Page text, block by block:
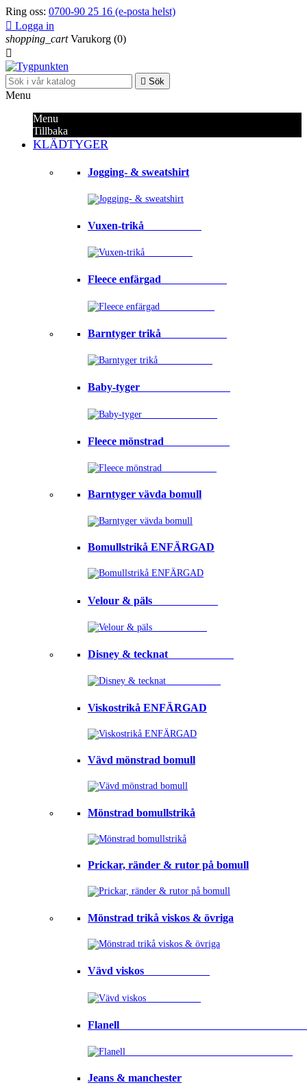
Ring oss: 0700-90 25 16 (e-posta helst)
 Logga in
shopping_cart Varukorg (0)

 Sök
Menu
Menu
Tillbaka
KLÄDTYGER
Jogging- & sweatshirt
Vuxen-trikå⠀⠀⠀⠀⠀⠀⠀
Fleece enfärgad⠀⠀⠀⠀⠀⠀⠀⠀
Barntyger trikå⠀⠀⠀⠀⠀⠀⠀⠀
Baby-tyger⠀⠀⠀⠀⠀⠀⠀⠀⠀⠀⠀
Fleece mönstrad⠀⠀⠀⠀⠀⠀⠀⠀
Barntyger vävda bomull
Bomullstrikå ENFÄRGAD
Velour & päls⠀⠀⠀⠀⠀⠀⠀⠀
Disney & tecknat⠀⠀⠀⠀⠀⠀⠀⠀
Viskostrikå ENFÄRGAD
Vävd mönstrad bomull
Mönstrad bomullstrikå
Prickar, ränder & rutor på bomull
Mönstrad trikå viskos & övriga
Vävd viskos⠀⠀⠀⠀⠀⠀⠀⠀
Flanell
Jeans & manchester